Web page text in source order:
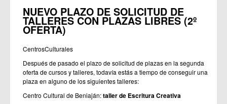
NUEVO PLAZO DE SOLICITUD DE
TALLERES CON PLAZAS LIBRES (2º
OFERTA)
CentrosCulturales
Después de pasado el plazo de solicitud de plazas en la segunda
oferta de cursos y talleres, todavía estás a tiempo de conseguir una
plaza en alguno de los siguientes talleres:
Centro Cultural de Beniaján:taller de Escritura Creativa